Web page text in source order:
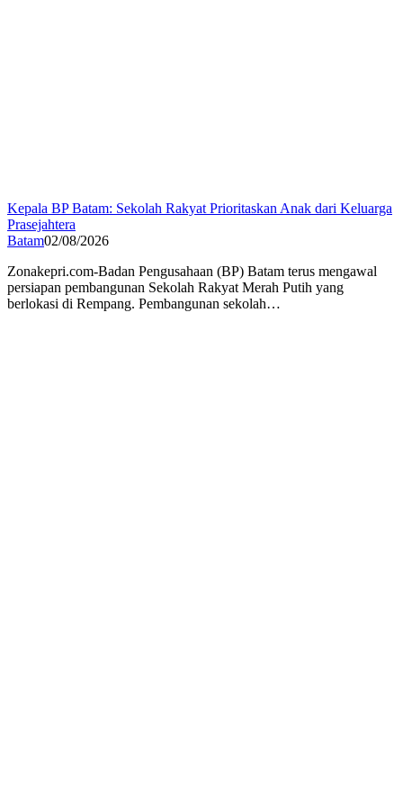
Kepala BP Batam: Sekolah Rakyat Prioritaskan Anak dari Keluarga
Prasejahtera
Batam02/08/2026
Zonakepri.com-Badan Pengusahaan (BP) Batam terus mengawal
persiapan pembangunan Sekolah Rakyat Merah Putih yang
berlokasi di Rempang. Pembangunan sekolah…